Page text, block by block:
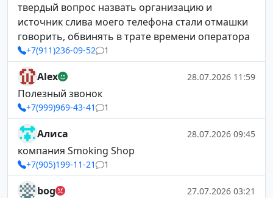
твердый вопрос назвать организацию и
источник слива моего телефона стали отмашки
говорить, обвинять в трате времени оператора
+7(911)236-09-52 1
Alex 28.07.2026 11:59
Полезный звонок
+7(999)969-43-41 1
Алиса 28.07.2026 09:45
компания Smoking Shop
+7(905)199-11-21 1
bog 27.07.2026 03:21